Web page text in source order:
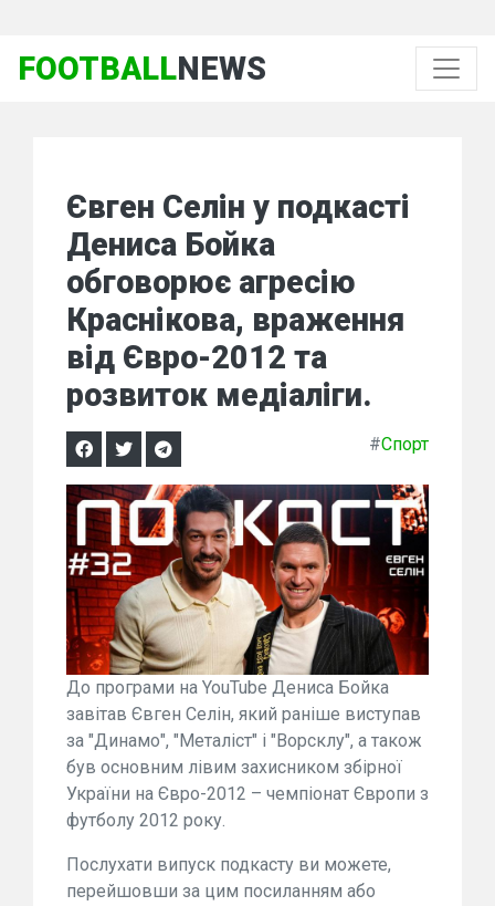
FOOTBALLNEWS
Євген Селін у подкасті
Дениса Бойка
обговорює агресію
Краснікова, враження
від Євро-2012 та
розвиток медіаліги.
#Спорт
До програми на YouTube Дениса Бойка
завітав Євген Селін, який раніше виступав
за "Динамо", "Металіст" і "Ворсклу", а також
був основним лівим захисником збірної
України на Євро-2012 – чемпіонат Європи з
футболу 2012 року.
Послухати випуск подкасту ви можете,
перейшовши за цим посиланням або